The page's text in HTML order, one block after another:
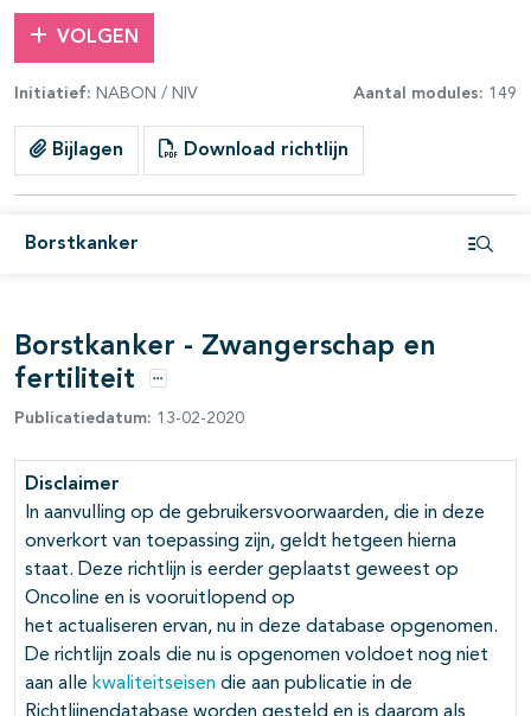
VOLGEN
Initiatief: NABON / NIV Aantal modules: 149
Bijlagen Download richtlijn
Borstkanker
open- en dichtklappen
open- en dichtklappen
open- en dichtklappen
open- en dichtklappen
open- en dichtklappen
Borstkanker - Zwangerschap en
fertiliteit
Opties
Publicatiedatum: 13-02-2020
Disclaimer
In aanvulling op de gebruikersvoorwaarden, die in deze
onverkort van toepassing zijn, geldt hetgeen hierna
staat. Deze richtlijn is eerder geplaatst geweest op
Oncoline en is vooruitlopend op
het actualiseren ervan, nu in deze database opgenomen.
De richtlijn zoals die nu is opgenomen voldoet nog niet
aan alle kwaliteitseisen die aan publicatie in de